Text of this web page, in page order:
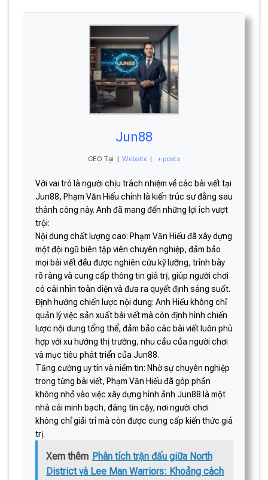
Jun88
CEO Tại | Website | + posts
Với vai trò là người chịu trách nhiệm về các bài viết tại
Jun88, Phạm Văn Hiếu chính là kiến trúc sư đằng sau
thành công này. Anh đã mang đến những lợi ích vượt
trội:
Nội dung chất lượng cao: Phạm Văn Hiếu đã xây dựng
một đội ngũ biên tập viên chuyên nghiệp, đảm bảo
mọi bài viết đều được nghiên cứu kỹ lưỡng, trình bày
rõ ràng và cung cấp thông tin giá trị, giúp người chơi
có cái nhìn toàn diện và đưa ra quyết định sáng suốt.
Định hướng chiến lược nội dung: Anh Hiếu không chỉ
quản lý việc sản xuất bài viết mà còn định hình chiến
lược nội dung tổng thể, đảm bảo các bài viết luôn phù
hợp với xu hướng thị trường, nhu cầu của người chơi
và mục tiêu phát triển của Jun88.
Tăng cường uy tín và niềm tin: Nhờ sự chuyên nghiệp
trong từng bài viết, Phạm Văn Hiếu đã góp phần
không nhỏ vào việc xây dựng hình ảnh Jun88 là một
nhà cái minh bạch, đáng tin cậy, nơi người chơi
không chỉ giải trí mà còn được cung cấp kiến thức giá
trị.
Xem thêm Phân tích trận đấu giữa North
District và Lee Man Warriors: Khoảng cách